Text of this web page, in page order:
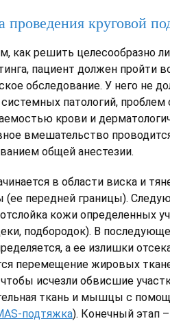
проведения круговой
как решить целесообразно
пациент должен пройти
обследование. У него не
патологий, проблем
крови и
вмешательство
общей анестезии.
в области виска и
(ее передней границы).
кожи определенных
подбородок). В
а ее излишки
перемещение жировых
исчезли обвисшие
ткань и мышцы с
подтяжка). Конечный этап